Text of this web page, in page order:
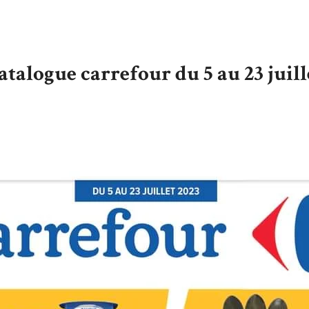
carrefour du 5 au 23